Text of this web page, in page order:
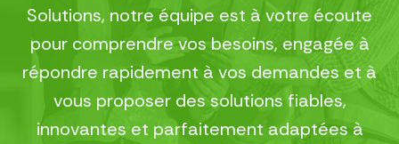
Solutions, notre équipe est à votre écoute
pour comprendre vos besoins, engagée à
répondre rapidement à vos demandes et à
vous proposer des solutions fiables,
innovantes et parfaitement adaptées à